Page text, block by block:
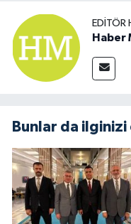
EDITÖR
Haber
Bunlar da